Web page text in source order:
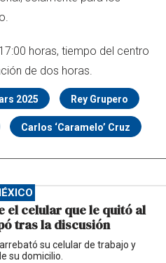
horas, tiempo del centro
de dos horas.
2025 Rey Grupero
Carlos ‘Caramelo’ Cruz
el celular que le quitó al
tras la discusión
su celular de trabajo y
su domicilio.